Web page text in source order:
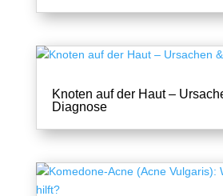
Knoten auf der Haut –
Diagnose